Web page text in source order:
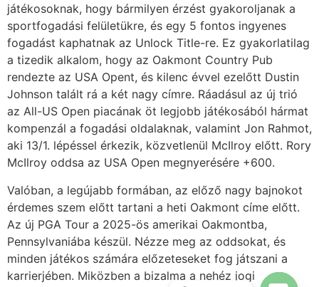
játékosoknak, hogy bármilyen érzést gyakoroljanak a
sportfogadási felületükre, és egy 5 fontos ingyenes
fogadást kaphatnak az Unlock Title-re. Ez gyakorlatilag
a tizedik alkalom, hogy az Oakmont Country Pub
rendezte az USA Opent, és kilenc évvel ezelőtt Dustin
Johnson talált rá a két nagy címre. Ráadásul az új trió
az All-US Open piacának öt legjobb játékosából hármat
kompenzál a fogadási oldalaknak, valamint Jon Rahmot,
aki 13/1. lépéssel érkezik, közvetlenül McIlroy előtt. Rory
McIlroy oddsa az USA Open megnyerésére +600.
Valóban, a legújabb formában, az előző nagy bajnokot
érdemes szem előtt tartani a heti Oakmont címe előtt.
Az új PGA Tour a 2025-ös amerikai Oakmontba,
Pennsylvaniába készül. Nézze meg az oddsokat, és
minden játékos számára előzeteseket fog játszani a
karrierjében. Miközben a bizalma a nehéz jogi